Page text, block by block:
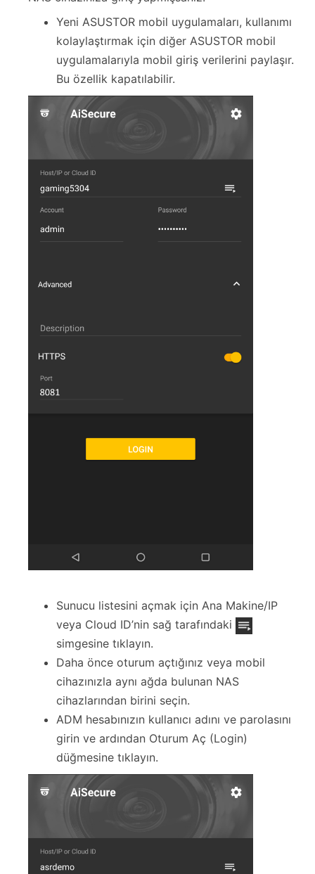
Yeni ASUSTOR mobil uygulamaları, kullanımı
kolaylaştırmak için diğer ASUSTOR mobil
uygulamalarıyla mobil giriş verilerini paylaşır.
Bu özellik kapatılabilir.
Sunucu listesini açmak için Ana Makine/IP
veya Cloud ID’nin sağ tarafındaki
simgesine tıklayın.
Daha önce oturum açtığınız veya mobil
cihazınızla aynı ağda bulunan NAS
cihazlarından birini seçin.
ADM hesabınızın kullanıcı adını ve parolasını
girin ve ardından Oturum Aç (Login)
düğmesine tıklayın.